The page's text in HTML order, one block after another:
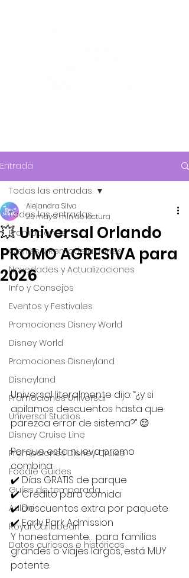
Entrada
Todas las entradas
Promociones
Cierres y Remodelaciones
Novedades y Actualizaciones
Info y Consejos
Eventos y Festivales
Promociones Disney World
Disney World
Promociones Disneyland
Disneyland
Promociones Universal
Universal Studios
Disney Cruise Line
Promociones Disney Cruise
Foodie Guides
Guías de temporada
Aulani
Royal Caribbean
Datos curiosos e históricos
Todas las entradas
💥 Universal Orlando
PROMO AGRESIVA para
2026
Alejandra Silva
25 may3 min de lectura
Universal literalmente dijo: “¿y si
apilamos descuentos hasta que
parezca error de sistema?” 😌
Porque esta nueva promo
combina:
✔️ Días GRATIS de parque
✔️ Crédito para comida
✔️ Descuentos extra por paquete
✔️ Early Park Admission
Y honestamente… para familias
grandes o viajes largos, está MUY
potente.